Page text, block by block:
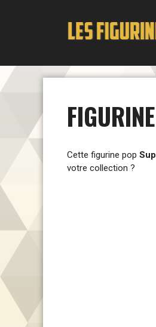
Cette figurine pop
votre collection ?